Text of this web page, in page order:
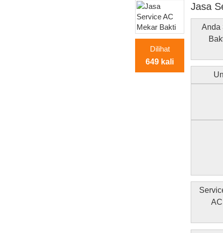
Dilihat
649 kali
Jasa
Anda